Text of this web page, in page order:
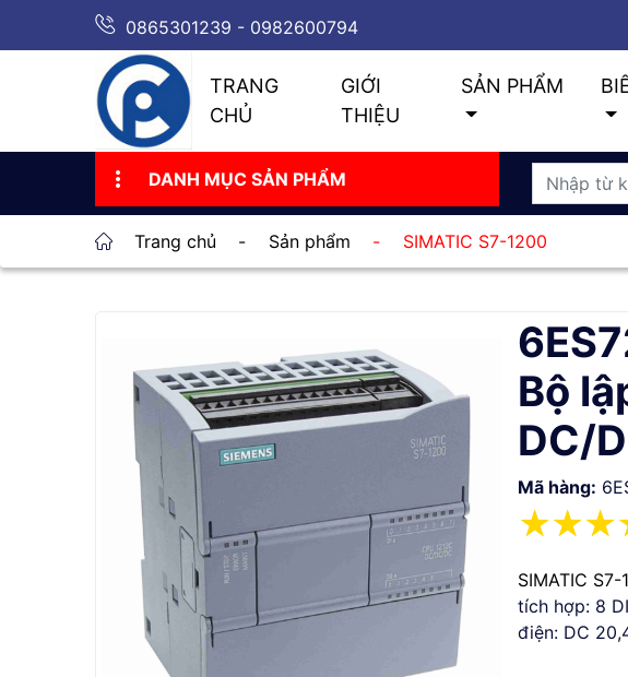
0865301239 - 0982600794
TRANG
CHỦ
GIỚI
THIỆU
SẢN PHẨM
DANH MỤC SẢN PHẨM
Trang chủ - Sản phẩm - SIMATIC S7-1200
Bộ
DC/
Mã hàng:
☆
☆
☆
SIMATIC S7-
tích hợp: 8
điện: DC